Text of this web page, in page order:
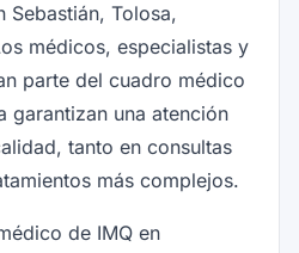
Sebastián, Tolosa,
médicos, especialistas y
parte del cuadro médico
garantizan una atención
tanto en consultas
más complejos.
de IMQ en